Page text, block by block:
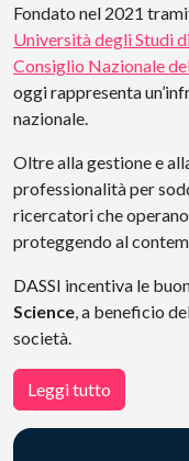
Fondato nel 2021
Università degli Studi
Consiglio Nazionale
oggi rappresenta
nazionale.
Oltre alla gestione e
professionalità per
ricercatori che
proteggendo al
DASSI incentiva le
Science, a beneficio
società.
Leggi tutto